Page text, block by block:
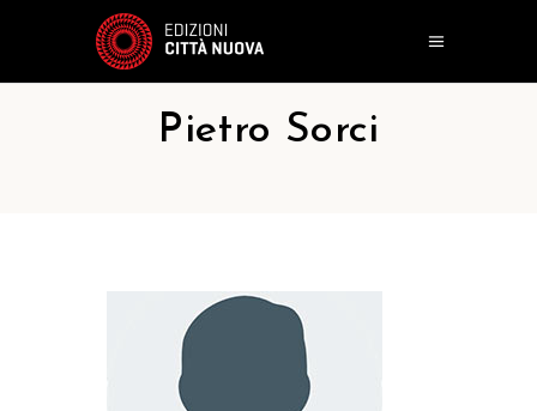
Pietro Sorci